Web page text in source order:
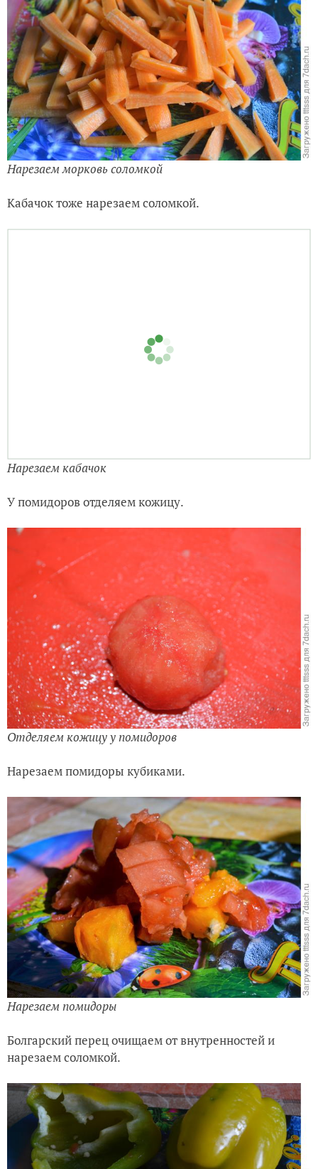
Нарезаем морковь соломкой
Кабачок тоже нарезаем соломкой.
У помидоров отделяем кожицу.
Отделяем кожицу у помидоров
Нарезаем помидоры кубиками.
Нарезаем помидоры
Болгарский перец очищаем от внутренностей и